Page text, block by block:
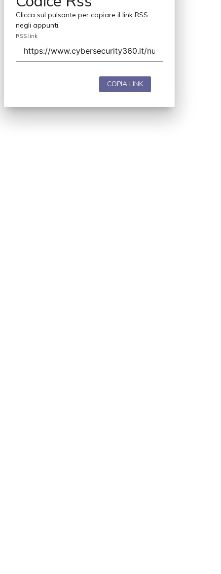
Clicca sul pulsante per copiare il link RSS
negli appunti.
RSS link
COPIA LINK